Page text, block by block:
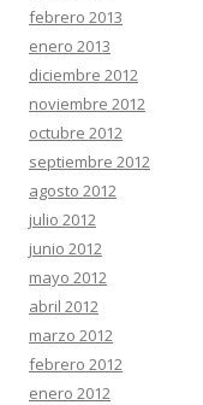
febrero 2013
enero 2013
diciembre 2012
noviembre 2012
octubre 2012
septiembre 2012
agosto 2012
julio 2012
junio 2012
mayo 2012
abril 2012
marzo 2012
febrero 2012
enero 2012